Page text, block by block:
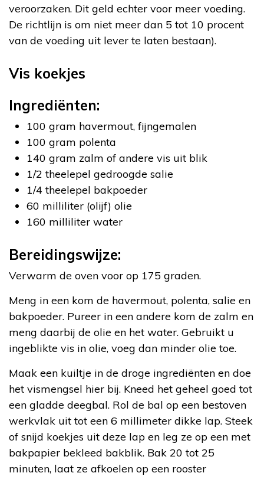
veroorzaken. Dit geld echter voor meer voeding.
De richtlijn is om niet meer dan 5 tot 10 procent
van de voeding uit lever te laten bestaan).
Vis koekjes
Ingrediënten:
100 gram havermout, fijngemalen
100 gram polenta
140 gram zalm of andere vis uit blik
1/2 theelepel gedroogde salie
1/4 theelepel bakpoeder
60 milliliter (olijf) olie
160 milliliter water
Bereidingswijze:
Verwarm de oven voor op 175 graden.
Meng in een kom de havermout, polenta, salie en
bakpoeder. Pureer in een andere kom de zalm en
meng daarbij de olie en het water. Gebruikt u
ingeblikte vis in olie, voeg dan minder olie toe.
Maak een kuiltje in de droge ingrediënten en doe
het vismengsel hier bij. Kneed het geheel goed tot
een gladde deegbal. Rol de bal op een bestoven
werkvlak uit tot een 6 millimeter dikke lap. Steek
of snijd koekjes uit deze lap en leg ze op een met
bakpapier bekleed bakblik. Bak 20 tot 25
minuten, laat ze afkoelen op een rooster